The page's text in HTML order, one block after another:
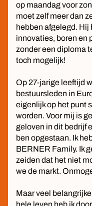
op maandag voor
moet zelf meer dan
hebben afgelegd. Hij
innovaties, boren en
zonder een diploma
toch mogelijk!
Op 27-jarige leeftijd
bestuursleden in
eigenlijk op het punt
worden. Voor mij is
geloven in dit bedrijf
ben opgestaan. Ik
BERNER Family. Ik
zeiden dat het niet
we de markt.
Maar veel
hele leven heb ik